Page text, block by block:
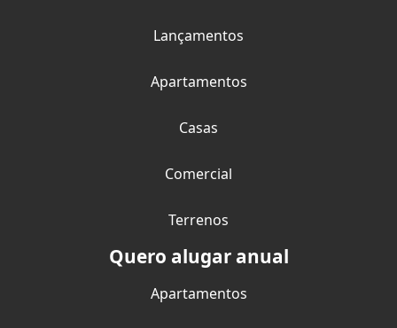
Lançamentos
Apartamentos
Casas
Comercial
Terrenos
Quero alugar anual
Apartamentos